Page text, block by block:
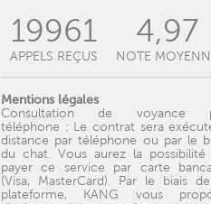
19961
APPELS REÇUS
4,97
NOTE
Mentions légales
Consultation de voyance
téléphone : Le contrat sera
distance par téléphone ou par le
du chat. Vous aurez la possibilité
payer ce service par carte
(Visa, MasterCard). Par le biais
plateforme, KANG vous